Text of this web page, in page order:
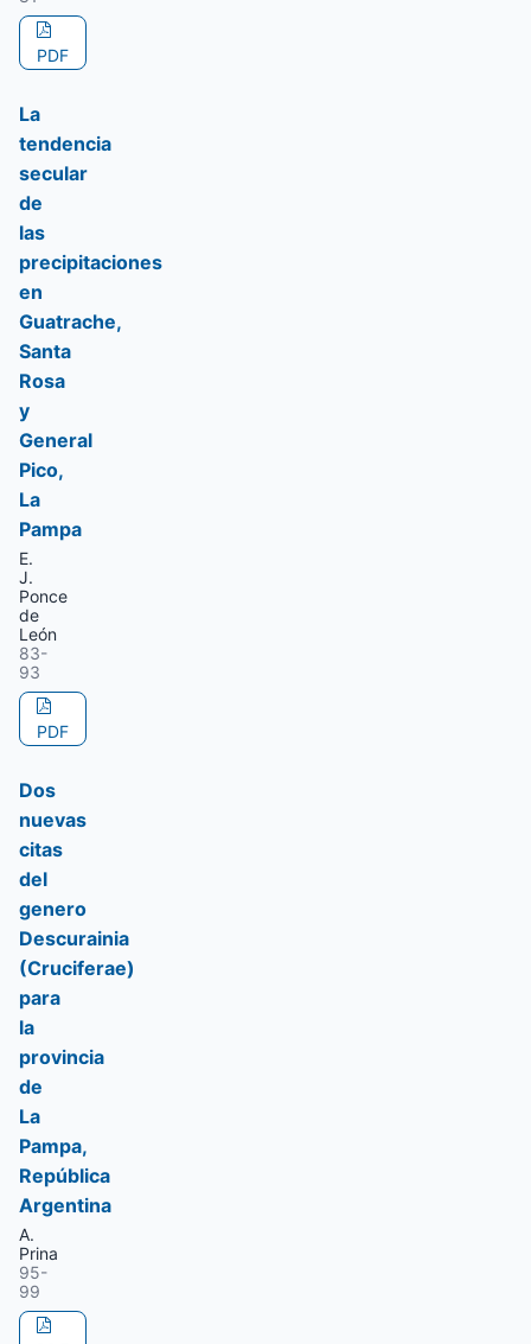
PDF
La
tendencia
secular
de
las
precipitaciones
en
Guatrache,
Santa
Rosa
y
General
Pico,
La
Pampa
E.
J.
Ponce
de
León
83-
93
PDF
Dos
nuevas
citas
del
genero
Descurainia
(Cruciferae)
para
la
provincia
de
La
Pampa,
República
Argentina
A.
Prina
95-
99